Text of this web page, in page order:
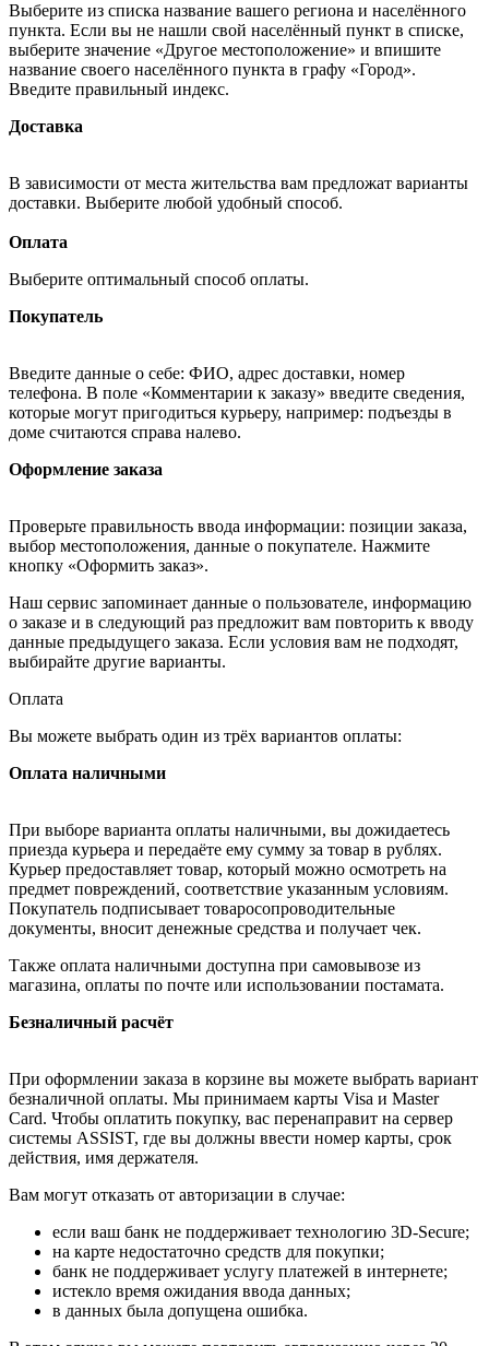
Выберите из списка название вашего региона и населённого
пункта. Если вы не нашли свой населённый пункт в списке,
выберите значение «Другое местоположение» и впишите
название своего населённого пункта в графу «Город».
Введите правильный индекс.
Доставка
В зависимости от места жительства вам предложат варианты
доставки. Выберите любой удобный способ.
Оплата
Выберите оптимальный способ оплаты.
Покупатель
Введите данные о себе: ФИО, адрес доставки, номер
телефона. В поле «Комментарии к заказу» введите сведения,
которые могут пригодиться курьеру, например: подъезды в
доме считаются справа налево.
Оформление заказа
Проверьте правильность ввода информации: позиции заказа,
выбор местоположения, данные о покупателе. Нажмите
кнопку «Оформить заказ».
Наш сервис запоминает данные о пользователе, информацию
о заказе и в следующий раз предложит вам повторить к вводу
данные предыдущего заказа. Если условия вам не подходят,
выбирайте другие варианты.
Оплата
Вы можете выбрать один из трёх вариантов оплаты:
Оплата наличными
При выборе варианта оплаты наличными, вы дожидаетесь
приезда курьера и передаёте ему сумму за товар в рублях.
Курьер предоставляет товар, который можно осмотреть на
предмет повреждений, соответствие указанным условиям.
Покупатель подписывает товаросопроводительные
документы, вносит денежные средства и получает чек.
Также оплата наличными доступна при самовывозе из
магазина, оплаты по почте или использовании постамата.
Безналичный расчёт
При оформлении заказа в корзине вы можете выбрать вариант
безналичной оплаты. Мы принимаем карты Visa и Master
Card. Чтобы оплатить покупку, вас перенаправит на сервер
системы ASSIST, где вы должны ввести номер карты, срок
действия, имя держателя.
Вам могут отказать от авторизации в случае:
если ваш банк не поддерживает технологию 3D-Secure;
на карте недостаточно средств для покупки;
банк не поддерживает услугу платежей в интернете;
истекло время ожидания ввода данных;
в данных была допущена ошибка.